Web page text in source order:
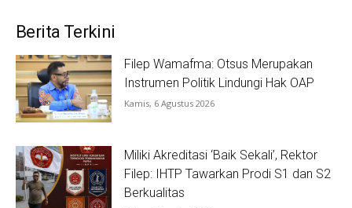
Berita Terkini
Filep Wamafma: Otsus Merupakan
Instrumen Politik Lindungi Hak OAP
Kamis, 6 Agustus 2026
Miliki Akreditasi ‘Baik Sekali’, Rektor
Filep: IHTP Tawarkan Prodi S1 dan S2
Berkualitas